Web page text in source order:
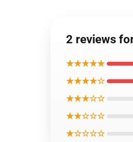
2 reviews
★★★★★
★★★★☆
★★★☆☆
★★☆☆☆
★☆☆☆☆